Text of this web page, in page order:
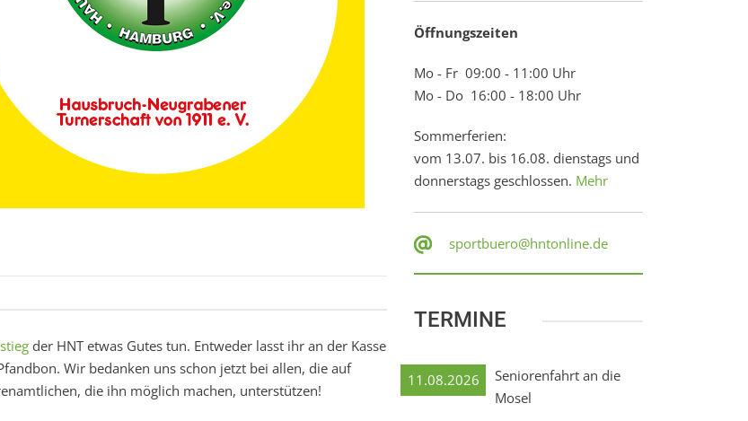
der HNT etwas Gutes tun. Entweder lasst ihr an der Kasse
Wir bedanken uns schon jetzt bei allen, die auf
die ihn möglich machen, unterstützen!
Öffnungszeiten
Mo - Fr 09:00 - 11:00 Uhr
Mo - Do 16:00 - 18:00 Uhr
Sommerferien:
vom 13.07. bis 16.08. dienstags und
donnerstags geschlossen. Mehr
sportbuero@hntonline.de
TERMINE
11.08.2026
Seniorenfahrt an die
Mosel